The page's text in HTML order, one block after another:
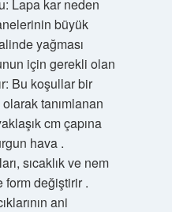
Lapa kar neden
büyük
yağması
için gerekli olan
Bu koşullar bir
tanımlanan
cm çapına
hava .
sıcaklık ve nem
değiştirir .
ani